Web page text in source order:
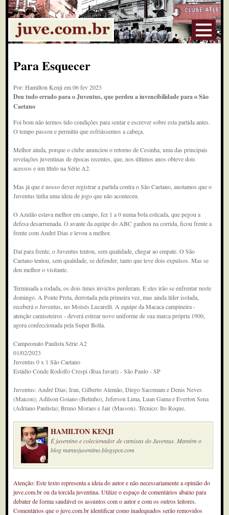
Para Esquecer
Por: Hamilton Kenji em 06 fev 2023
Deu tudo errado para o Juventus, que perdeu a invencibilidade para o São
Caetano
Foi bom não termos tido condições para sentar e escrever sobre esta partida antes.
O tempo passou e permitiu que esfriássemos a cabeça.
Melhor ainda, porque o clube anunciou o retorno de Cesinha, uma das principais
revelações juventinas de épocas recentes, que, nos últimos anos obteve dois
acessos e um título na Série A2.
Mas já que é nosso dever registrar a partida contra o São Caetano, anotamos que o
Juventus tinha uma ideia de jogo que não aconteceu.
O Azulão estava melhor em campo, fez 1 a 0 numa bola esticada, que pegou a
defesa desarrumada. O avante da equipe do ABC ganhou na corrida, ficou frente a
frente com André Dias e levou a melhor.
Daí para frente, o Juventus tentou, sem qualidade, chegar ao empate. O São
Caetano tentou, sem qualidade, se defender, tanto que teve dois expulsos. Mas se
deu melhor o visitante.
Terminada a rodada, os dois times invictos perderam. E eles irão se enfrentar neste
domingo. A Ponte Preta, derrotada pela primeira vez, mas ainda líder isolada,
receberá o Juventus, no Moisés Lucarelli. A equipe da Macaca campineira -
atenção camiseteiros - deverá estrear novo uniforme de sua marca própria 1900,
agora confeccionada pela Super Bolla.
Campeonato Paulista Série A2
01/02/2023
Juventus 0 x 1 São Caetano
Estádio Conde Rodolfo Crespi (Rua Javari) - São Paulo - SP
Juventus: André Dias; Iran, Gilberto Alemão, Diego Sacomam e Denis Neves
(Maicon); Adilson Goiano (Betinho), Jeferson Lima, Luan Gama e Everton Sena
(Adriano Paulista); Bruno Moraes e Jair (Masson). Técnico: Ito Roque.
HAMILTON KENJI
É juventino e colecionador de camisas do Juventus. Mantém o
blog mantojuventino.blogspot.com
Atenção: Este texto representa a ideia do autor e não necessariamente a opinião do
juve.com.br ou da torcida juventina. Utilize o espaço de comentários abaixo para
debater de forma saudável os assuntos com o autor e com os outros leitores.
Comentários que o juve.com.br identificar como inadequados serão removidos